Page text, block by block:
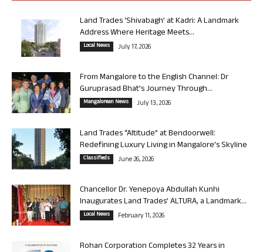
Land Trades ‘Shivabagh’ at Kadri: A Landmark
Address Where Heritage Meets...
Local News July 17, 2026
From Mangalore to the English Channel: Dr
Guruprasad Bhat’s Journey Through...
Mangalorean News July 13, 2026
Land Trades “Altitude” at Bendoorwell:
Redefining Luxury Living in Mangalore’s Skyline
Classifieds June 26, 2026
Chancellor Dr. Yenepoya Abdullah Kunhi
Inaugurates Land Trades’ ALTURA, a Landmark...
Local News February 11, 2026
Rohan Corporation Completes 32 Years in